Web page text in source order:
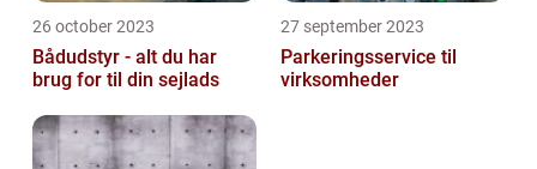
26 october 2023
Bådudstyr - alt du har
brug for til din sejlads
27 september 2023
Parkeringsservice til
virksomheder